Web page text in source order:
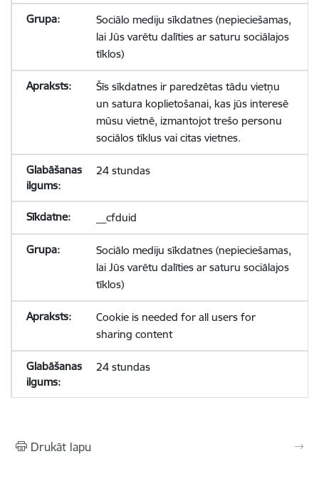
Sociālo mediju sīkdatnes (nepieciešamas,
lai Jūs varētu dalīties ar saturu sociālajos
tīklos)
Šīs sīkdatnes ir paredzētas tādu vietņu
un satura koplietošanai, kas jūs interesē
mūsu vietnē, izmantojot trešo personu
sociālos tīklus vai citas vietnes.
24 stundas
__cfduid
Sociālo mediju sīkdatnes (nepieciešamas,
lai Jūs varētu dalīties ar saturu sociālajos
tīklos)
Cookie is needed for all users for
sharing content
24 stundas
Drukāt lapu